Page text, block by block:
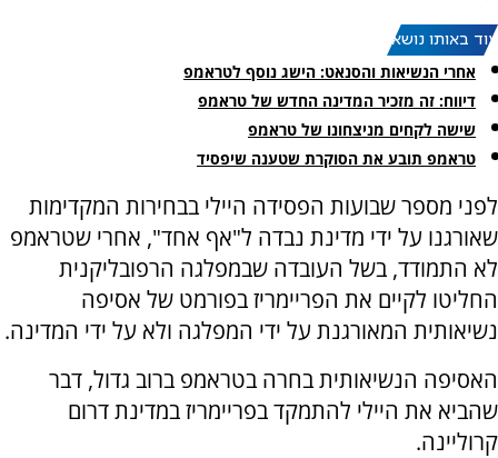
עוד באותו נושא:
אחרי הנשיאות והסנאט: הישג נוסף לטראמפ
דיווח: זה מזכיר המדינה החדש של טראמפ
שישה לקחים מניצחונו של טראמפ
טראמפ תובע את הסוקרת שטענה שיפסיד
לפני מספר שבועות הפסידה היילי בבחירות המקדימות
שאורגנו על ידי מדינת נבדה ל"אף אחד", אחרי שטראמפ
לא התמודד, בשל העובדה שבמפלגה הרפובליקנית
החליטו לקיים את הפריימריז בפורמט של אסיפה
נשיאותית המאורגנת על ידי המפלגה ולא על ידי המדינה.
האסיפה הנשיאותית בחרה בטראמפ ברוב גדול, דבר
שהביא את היילי להתמקד בפריימריז במדינת דרום
קרוליינה.